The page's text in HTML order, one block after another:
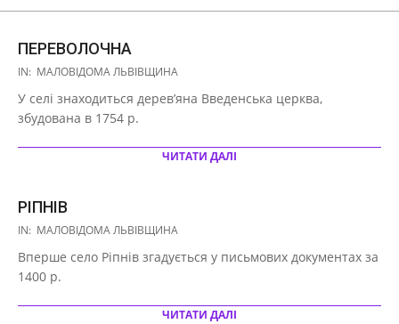
ПЕРЕВОЛОЧНА
2020-
08
IN: МАЛОВІДОМА ЛЬВІВЩИНА
У селі знаходиться дерев’яна Введенська церква,
збудована в 1754 р.
ЧИТАТИ ДАЛІ
РІПНІВ
2020-
08
IN: МАЛОВІДОМА ЛЬВІВЩИНА
Вперше село Ріпнів згадується у письмових документах за
1400 р.
ЧИТАТИ ДАЛІ